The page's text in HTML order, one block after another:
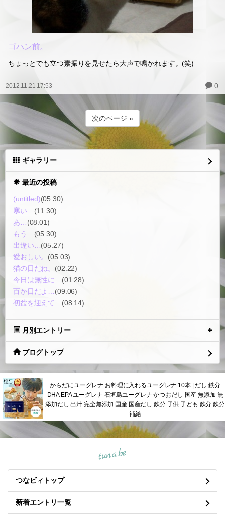
ゴハン前。
ちょっとでも立つ素振りを見せたら大声で鳴かれます。(笑)
2012.11.21 17:53 0
次のページ »
ギャラリー
最近の投稿
(untitled)(05.30)
寒い… (11.30)
あ… (08.01)
もう… (05.30)
出逢い… (05.27)
愛おしい。 (05.03)
猫の日だね。 (02.22)
今日は無性に… (01.28)
百か日だよ… (09.06)
初盆を迎えて… (08.14)
月別エントリー
ブログトップ
からだにユーグレナ お料理に入れるユーグレナ 10本 | だし 鉄分
DHA EPA ユーグレナ 石垣島ユーグレナ かつおだし 国産 無添加 無
添加だし 出汁 完全無添加 国産 国産だし 鉄分 子供 子ども 鉄分 鉄分
補給
tuna.be
つなビィトップ
新着エントリ一覧